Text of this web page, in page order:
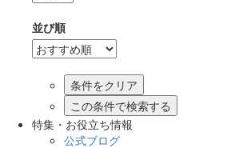
並び順
この条件で検索する
特集・お役立ち情報
公式ブログ